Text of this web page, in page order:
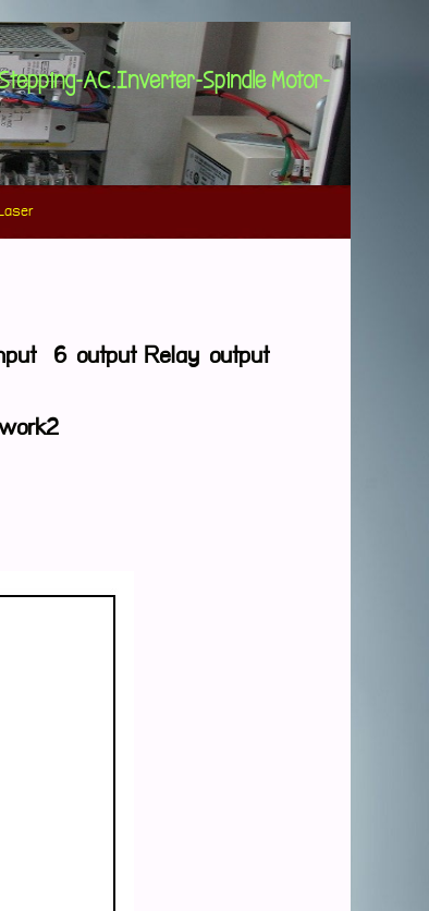
AC.Inverter-Spindle Motor-
6 outputRelay output